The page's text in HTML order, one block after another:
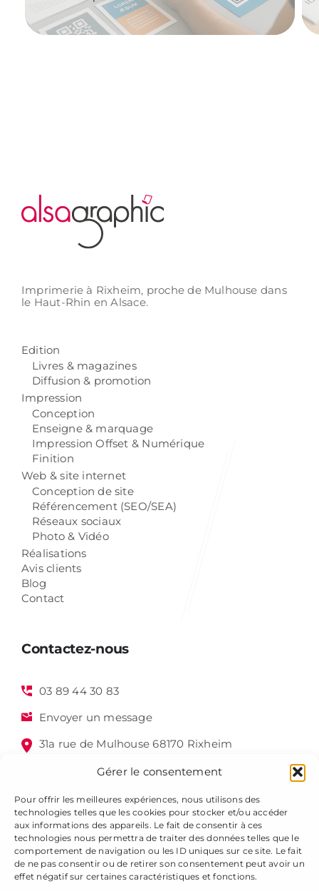
Gérer le consentement
Pour offrir les meilleures expériences, nous utilisons des
technologies telles que les cookies pour stocker et/ou accéder
aux informations des appareils. Le fait de consentir à ces
technologies nous permettra de traiter des données telles que le
comportement de navigation ou les ID uniques sur ce site. Le fait
de ne pas consentir ou de retirer son consentement peut avoir un
effet négatif sur certaines caractéristiques et fonctions.
Imprimerie à Rixheim, proche de Mulhouse dans
le Haut-Rhin en Alsace.
Edition
Livres & magazines
Diffusion & promotion
Impression
Conception
Enseigne & marquage
Impression Offset & Numérique
Finition
Web & site internet
Conception de site
Référencement (SEO/SEA)
Réseaux sociaux
Photo & Vidéo
Réalisations
Avis clients
Blog
Contact
Contactez-nous
03 89 44 30 83
Envoyer un message
31a rue de Mulhouse 68170 Rixheim
Alsagraphic 2025 - Tous droits réservés -Mentions légales